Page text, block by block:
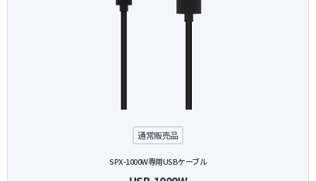
通常販売品
SPX-1000W専用USBケーブル